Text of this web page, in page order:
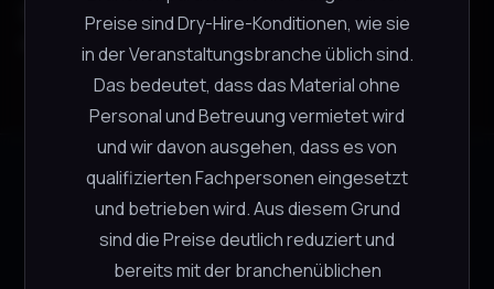
Wenn du das siehst, ist dein Repo-Theme korrekt
eingebunden.
Preise sind Dry-Hire-Konditionen, wie sie
in der Veranstaltungsbranche üblich sind.
Das bedeutet, dass das Material ohne
Personal und Betreuung vermietet wird
und wir davon ausgehen, dass es von
qualifizierten Fachpersonen eingesetzt
und betrieben wird. Aus diesem Grund
sind die Preise deutlich reduziert und
bereits mit der branchenüblichen